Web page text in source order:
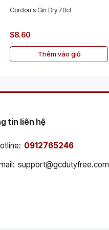
Gordon's Gin Dry 70cl
$8.60
Thêm vào giỏ
tin liên hệ
0912765246
support@gcdutyfree.com